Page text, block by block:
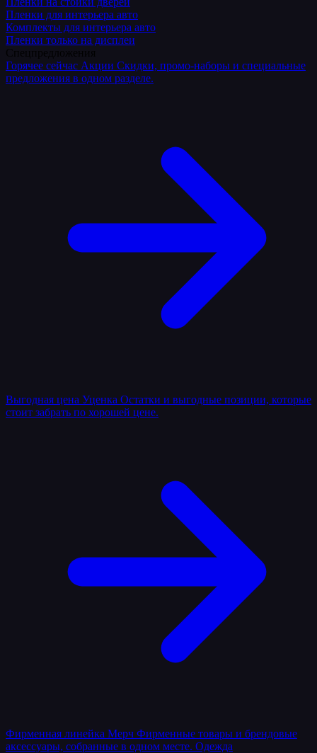
Пленки для интерьера авто
Комплекты для интерьера авто
Пленки только на дисплеи
Горячее сейчас Акции Скидки, промо-наборы и специальные
предложения в одном разделе.
Выгодная цена Уценка Остатки и выгодные позиции, которые
стоит забрать по хорошей цене.
Фирменная линейка Мерч Фирменные товары и брендовые
аксессуары, собранные в одном месте. Одежда